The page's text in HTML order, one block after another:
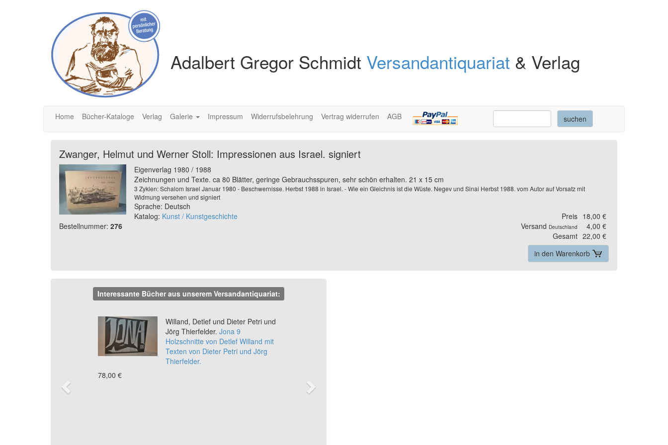
Adalbert Gregor Schmidt Versandantiquariat & Verlag
Home Bücher-Kataloge Verlag Galerie Impressum Widerrufsbelehrung Vertrag widerrufen AGB
Zwanger, Helmut und Werner Stoll: Impressionen aus Israel. signiert
Eigenverlag 1980 / 1988
Zeichnungen und Texte. ca 80 Blätter, geringe Gebrauchsspuren, sehr schön erhalten. 21 x 15 cm
3 Zyklen: Schalom Israel Januar 1980 - Beschwernisse. Herbst 1988 in Israel. - Wie ein Gleichnis ist die Wüste. Negev und Sinai Herbst 1988. vom Autor auf Vorsatz mit
Widmung versehen und signiert
Sprache: Deutsch
Katalog: Kunst / Kunstgeschichte
Bestellnummer: 276
Preis 18,00 €
Versand Deutschland
4,00 €
Gesamt 22,00 €
in den Warenkorb
Interessante Bücher aus unserem Versandantiquariat:
Willand, Detlef und Dieter Petri und
Jörg Thierfelder. Jona 9
Holzschnitte von Detlef Willand mit
Texten von Dieter Petri und Jörg
Thierfelder.
78,00 €
Previous